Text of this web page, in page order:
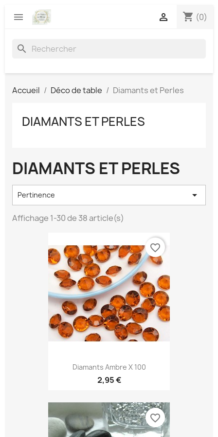
 shopping_cart (0)

search
Accueil Déco de table Diamants et Perles
DIAMANTS ET PERLES
DIAMANTS ET PERLES
Pertinence 
Affichage 1-30 de 38 article(s)
Diamants Ambre X 100
2,95 €
favorite_border
favorite_border